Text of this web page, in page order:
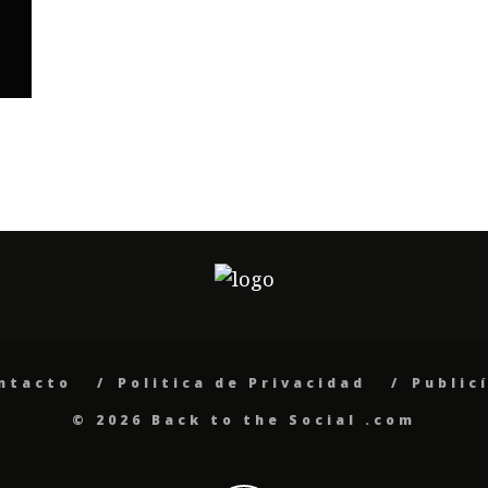
Politica de Privacidad
© 2026 Back to the Social .com